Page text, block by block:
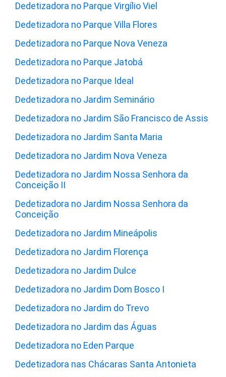
Dedetizadora no Parque Virgílio Viel
Dedetizadora no Parque Villa Flores
Dedetizadora no Parque Nova Veneza
Dedetizadora no Parque Jatobá
Dedetizadora no Parque Ideal
Dedetizadora no Jardim Seminário
Dedetizadora no Jardim São Francisco de Assis
Dedetizadora no Jardim Santa Maria
Dedetizadora no Jardim Nova Veneza
Dedetizadora no Jardim Nossa Senhora da
Conceição II
Dedetizadora no Jardim Nossa Senhora da
Conceição
Dedetizadora no Jardim Mineápolis
Dedetizadora no Jardim Florença
Dedetizadora no Jardim Dulce
Dedetizadora no Jardim Dom Bosco I
Dedetizadora no Jardim do Trevo
Dedetizadora no Jardim das Águas
Dedetizadora no Eden Parque
Dedetizadora nas Chácaras Santa Antonieta